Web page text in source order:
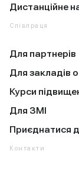
Дистанційне
Співпраця
Для партнерів
Для закладів
Курси
Для ЗМІ
Приєднатися
Контакти